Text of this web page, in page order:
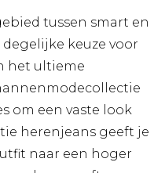
tussen smart en
keuze voor
het ultieme
om een vaste look
herenjeans geeft je
naar een hoger